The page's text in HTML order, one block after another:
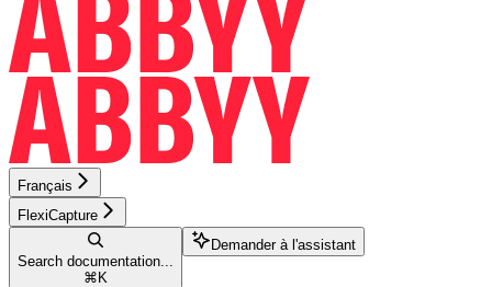
Français
FlexiCapture
Search documentation...
⌘ K
Demander à l'assistant